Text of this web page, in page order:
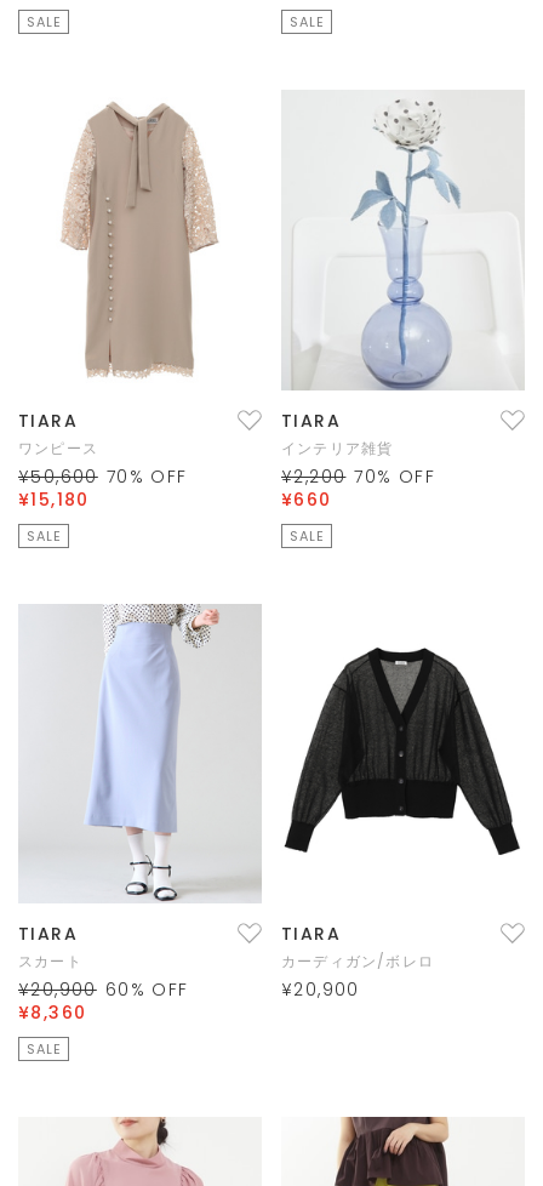
SALE SALE
TIARA
ワンピース
¥50,600 70 % OFF
¥15,180
SALE
TIARA
インテリア雑貨
¥2,200 70% OFF
¥660
SALE
TIARA
スカート
¥20,900 60 % OFF
¥8,360
SALE
TIARA
カーディガン/ボレロ
¥20,900